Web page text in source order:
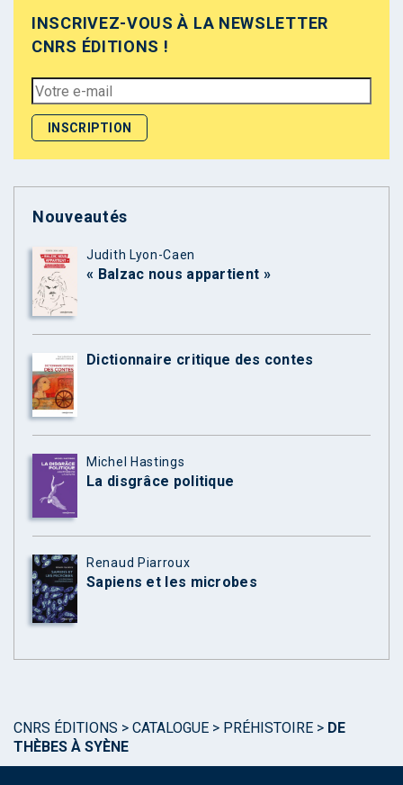
INSCRIVEZ-VOUS À LA NEWSLETTER
CNRS ÉDITIONS !
Nouveautés
Judith Lyon-Caen
« Balzac nous appartient »
Dictionnaire critique des contes
Michel Hastings
La disgrâce politique
Renaud Piarroux
Sapiens et les microbes
CNRS ÉDITIONS > CATALOGUE > PRÉHISTOIRE > DE
THÈBES À SYÈNE